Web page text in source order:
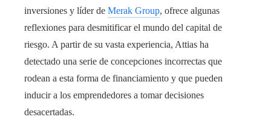
inversiones y líder de Merak Group, ofrece algunas
reflexiones para desmitificar el mundo del capital de
riesgo. A partir de su vasta experiencia, Attias ha
detectado una serie de concepciones incorrectas que
rodean a esta forma de financiamiento y que pueden
inducir a los emprendedores a tomar decisiones
desacertadas.